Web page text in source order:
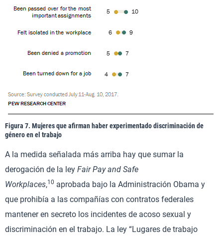
Figura 7. Mujeres que afirman haber experimentado discriminación de
género en el trabajo
A la medida señalada más arriba hay que sumar la
derogación de la ley Fair Pay and Safe
Workplaces,10 aprobada bajo la Administración Obama y
que prohibía a las compañías con contratos federales
mantener en secreto los incidentes de acoso sexual y
discriminación en el trabajo. La ley “Lugares de trabajo